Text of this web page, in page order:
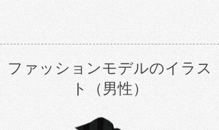
ファッションモデルのイラス
ト（男性）